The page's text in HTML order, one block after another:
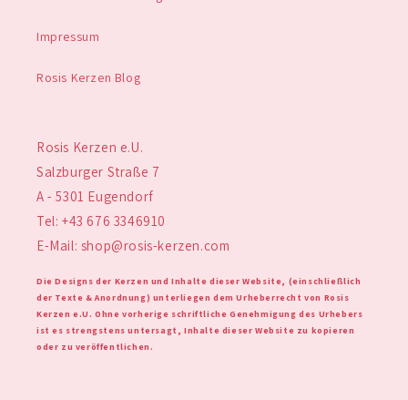
Impressum
Rosis Kerzen Blog
Rosis Kerzen e.U.
Salzburger Straße 7
A - 5301 Eugendorf
Tel: +43 676 3346910
E-Mail: shop@rosis-kerzen.com
Die Designs der Kerzen und Inhalte dieser Website, (einschließlich
der Texte & Anordnung) unterliegen dem Urheberrecht von Rosis
Kerzen e.U. Ohne vorherige schriftliche Genehmigung des Urhebers
ist es strengstens untersagt, Inhalte dieser Website zu kopieren
oder zu veröffentlichen.